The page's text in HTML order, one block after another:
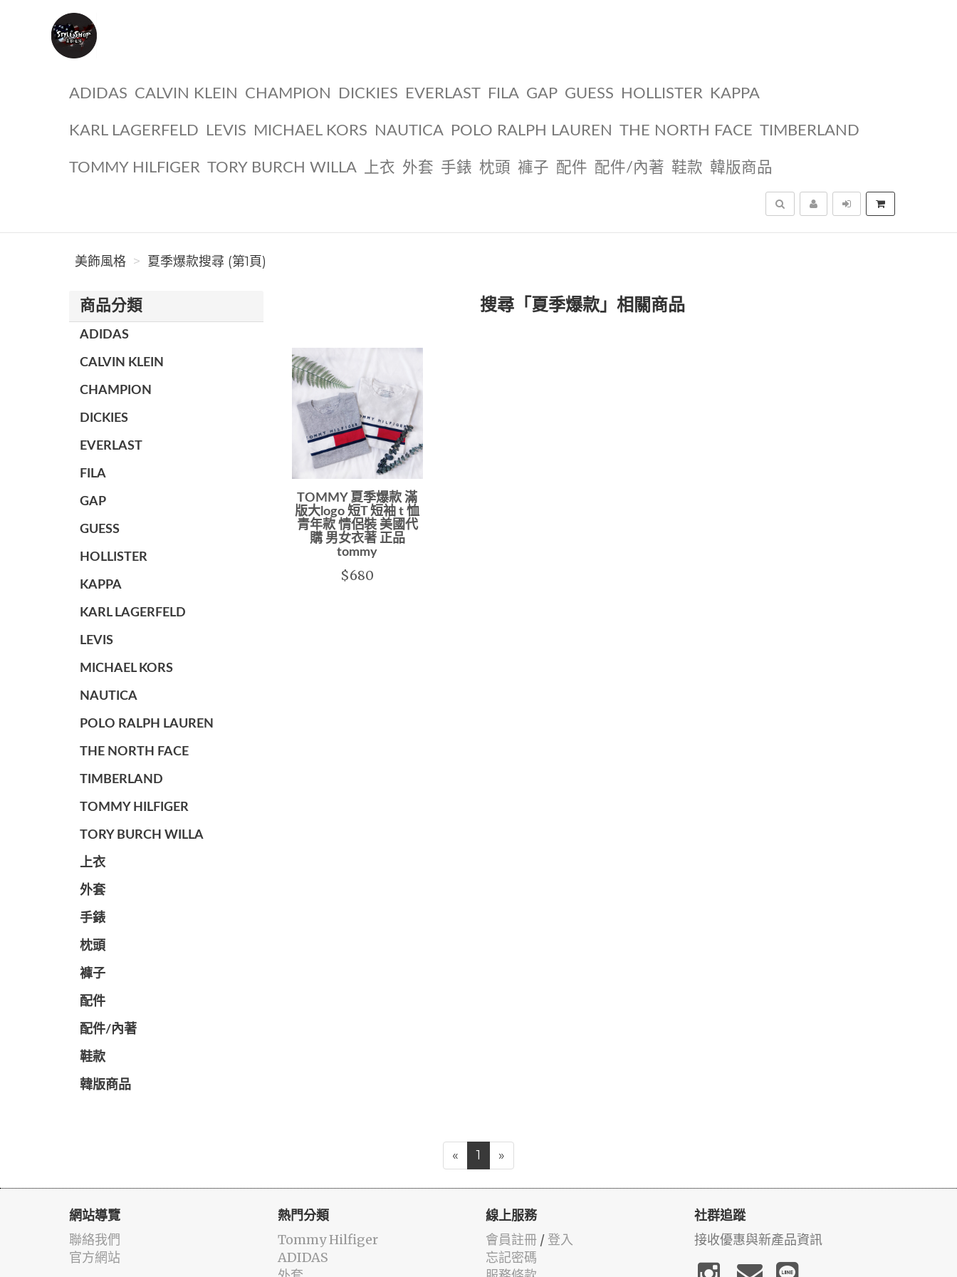
ADIDAS CALVIN KLEIN CHAMPION DICKIES EVERLAST FILA GAP GUESS HOLLISTER KAPPA
KARL LAGERFELD LEVIS MICHAEL KORS NAUTICA POLO RALPH LAUREN THE NORTH FACE TIMBERLAND
TOMMY HILFIGER TORY BURCH WILLA 上衣 外套 手錶 枕頭 褲子 配件 配件/內著 鞋款 韓版商品
搜尋
美飾風格 夏季爆款搜尋 (第1頁)
商品分類
ADIDAS
CALVIN KLEIN
CHAMPION
DICKIES
EVERLAST
FILA
GAP
GUESS
HOLLISTER
KAPPA
KARL LAGERFELD
LEVIS
MICHAEL KORS
NAUTICA
POLO RALPH LAUREN
THE NORTH FACE
TIMBERLAND
TOMMY HILFIGER
TORY BURCH WILLA
上衣
外套
手錶
枕頭
褲子
配件
配件/內著
鞋款
韓版商品
搜尋「夏季爆款」相關商品
TOMMY 夏季爆款 滿
版大logo 短T 短袖 t 恤
青年款 情侶裝 美國代
購 男女衣著 正品
tommy
$680
« 1 »
網站導覽
聯絡我們
官方網站
熱門分類
Tommy Hilfiger
ADIDAS
線上服務
會員註冊 / 登入
忘記密碼
社群追蹤
接收優惠與新產品資訊